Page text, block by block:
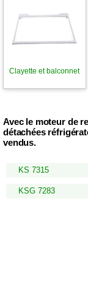
Clayette et balconnet
Avec le moteur de
détachées
vendus.
KS 7315
KSG 7283